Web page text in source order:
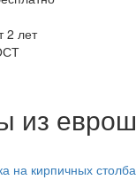
2 лет
из
на кирпичных